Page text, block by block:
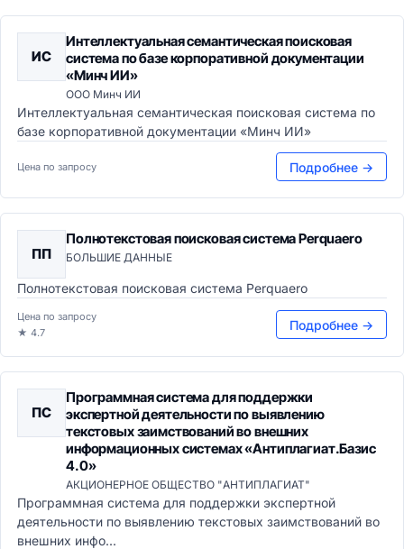
ИС
Интеллектуальная семантическая поисковая
система по базе корпоративной документации
«Минч ИИ»
ООО Минч ИИ
Интеллектуальная семантическая поисковая система по
базе корпоративной документации «Минч ИИ»
Цена по запросу Подробнее →
ПП
Полнотекстовая поисковая система Perquaero
БОЛЬШИЕ ДАННЫЕ
Полнотекстовая поисковая система Perquaero
Цена по запросу
★ 4.7
Подробнее →
ПС
Программная система для поддержки
экспертной деятельности по выявлению
текстовых заимствований во внешних
информационных системах «Антиплагиат.Базис
4.0»
АКЦИОНЕРНОЕ ОБЩЕСТВО "АНТИПЛАГИАТ"
Программная система для поддержки экспертной
деятельности по выявлению текстовых заимствований во
внешних инфо...